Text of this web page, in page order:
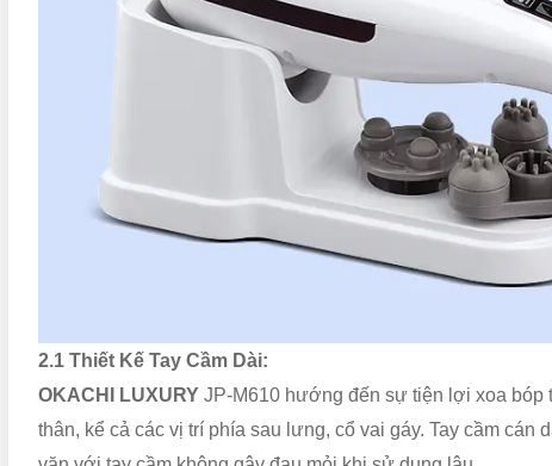
2.1 Thiết Kế Tay Cầm Dài:
OKACHI LUXURY JP-M610 hướng đến sự tiện lợi xoa bóp
thân, kể cả các vị trí phía sau lưng, cổ vai gáy. Tay cầm